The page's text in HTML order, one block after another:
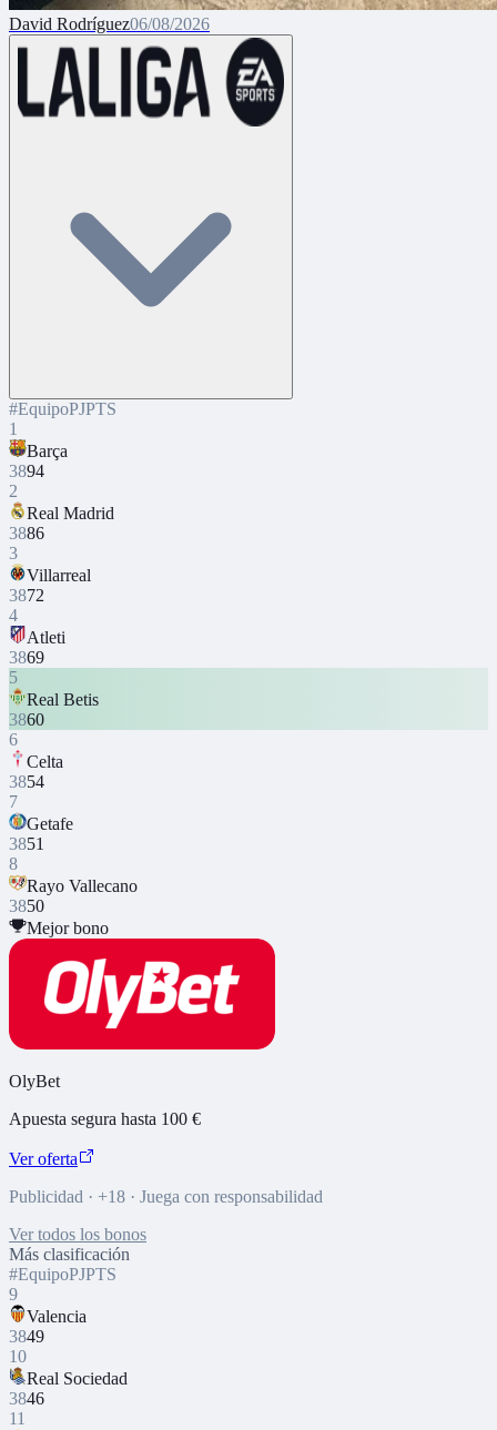
David Rodríguez06/08/2026
#EquipoPJPTS
1
Barça
3894
2
Real Madrid
3886
3
Villarreal
3872
4
Atleti
3869
5
Real Betis
3860
6
Celta
3854
7
Getafe
3851
8
Rayo Vallecano
3850
Mejor bono
OlyBet
Apuesta segura hasta 100 €
Ver oferta
Publicidad · +18 · Juega con responsabilidad
Ver todos los bonos
Más clasificación
#EquipoPJPTS
9
Valencia
3849
10
Real Sociedad
3846
11